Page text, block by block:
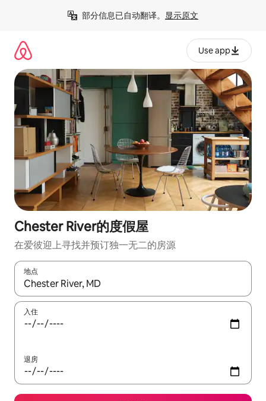
部分信息已自动翻译。 显示原文
Use app
Chester River的度假屋
在爱彼迎上寻找并预订独一无二的房源
地点
如有搜索结果，请使用上下方向键查看，或通过点击或滑动手势
入住
退房